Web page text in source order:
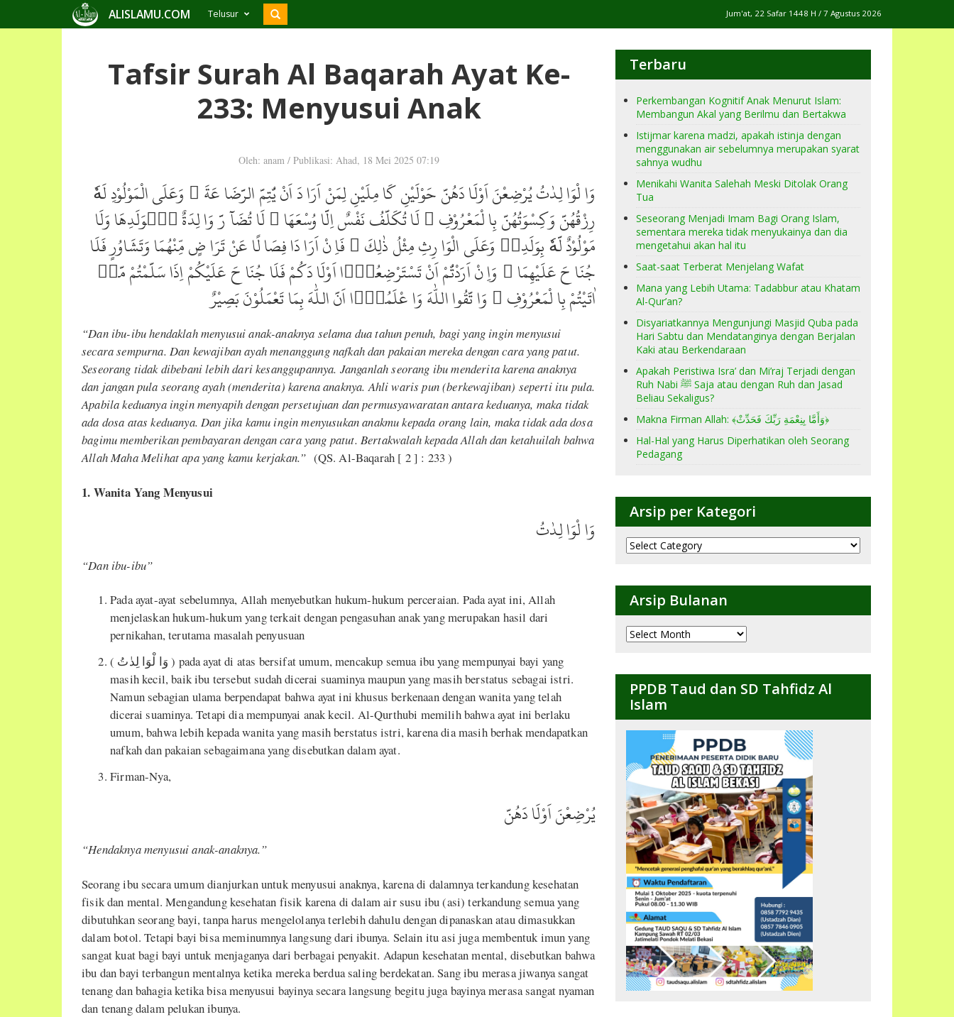
ALISLAMU.COM Telusur Jum'at, 22 Safar 1448 H / 7 Agustus 2026
Tafsir Surah Al Baqarah Ayat Ke-
233: Menyusui Anak
Oleh: anam / Publikasi: Ahad, 18 Mei 2025 07:19
وَا لْوَا لِدٰتُ يُرْضِعْنَ اَوْلَا دَهُنَّ حَوْلَيْنِ كَا مِلَيْنِ لِمَنْ اَرَا دَ اَنْ يُّتِمَّ الرَّضَا عَةَ ۗ وَعَلَى الْمَوْلُوْدِ لَهٗ
رِزْقُهُنَّ وَكِسْوَتُهُنَّ بِا لْمَعْرُوْفِ ۗ لَا تُكَلَّفُ نَفْسٌ اِلَّا وُسْعَهَا ۚ لَا تُضَآ رَّ وَا لِدَةٌ بِۢوَلَدِهَا وَلَا
مَوْلُوْدٌ لَّهٗ بِوَلَدِهٖ وَعَلَى الْوَا رِثِ مِثْلُ ذٰلِكَ ۚ فَاِ نْ اَرَا دَا فِصَا لًا عَنْ تَرَا ضٍ مِّنْهُمَا وَتَشَاوُرٍ فَلَا
جُنَا حَ عَلَيْهِمَا ۗ وَاِ نْ اَرَدْتُّمْ اَنْ تَسْتَرْضِعُوْۤا اَوْلَا دَكُمْ فَلَا جُنَا حَ عَلَيْكُمْ اِذَا سَلَّمْتُمْ مَّاۤ
اٰتَيْتُمْ بِا لْمَعْرُوْفِ ۗ وَا تَّقُوا اللّٰهَ وَا عْلَمُوْۤا اَنَّ اللّٰهَ بِمَا تَعْمَلُوْنَ بَصِيْرٌ
“Dan ibu-ibu hendaklah menyusui anak-anaknya selama dua tahun penuh, bagi yang ingin menyusui
secara sempurna. Dan kewajiban ayah menanggung nafkah dan pakaian mereka dengan cara yang patut.
Seseorang tidak dibebani lebih dari kesanggupannya. Janganlah seorang ibu menderita karena anaknya
dan jangan pula seorang ayah (menderita) karena anaknya. Ahli waris pun (berkewajiban) seperti itu pula.
Apabila keduanya ingin menyapih dengan persetujuan dan permusyawaratan antara keduanya, maka tidak
ada dosa atas keduanya. Dan jika kamu ingin menyusukan anakmu kepada orang lain, maka tidak ada dosa
bagimu memberikan pembayaran dengan cara yang patut. Bertakwalah kepada Allah dan ketahuilah bahwa
Allah Maha Melihat apa yang kamu kerjakan.” (QS. Al-Baqarah [ 2 ] : 233 )
1. Wanita Yang Menyusui
وَا لْوَا لِدٰتُ
“Dan ibu-ibu”
Pada ayat-ayat sebelumnya, Allah menyebutkan hukum-hukum perceraian. Pada ayat ini, Allah
menjelaskan hukum-hukum yang terkait dengan pengasuhan anak yang merupakan hasil dari
pernikahan, terutama masalah penyusuan
( وَا لْوَا لِدٰتُ ) pada ayat di atas bersifat umum, mencakup semua ibu yang mempunyai bayi yang
masih kecil, baik ibu tersebut sudah dicerai suaminya maupun yang masih berstatus sebagai istri.
Namun sebagian ulama berpendapat bahwa ayat ini khusus berkenaan dengan wanita yang telah
dicerai suaminya. Tetapi dia mempunyai anak kecil. Al-Qurthubi memilih bahwa ayat ini berlaku
umum, bahwa lebih kepada wanita yang masih berstatus istri, karena dia masih berhak mendapatkan
nafkah dan pakaian sebagaimana yang disebutkan dalam ayat.
Firman-Nya,
يُرْضِعْنَ اَوْلَا دَهُنَّ
“Hendaknya menyusui anak-anaknya.”
Seorang ibu secara umum dianjurkan untuk menyusui anaknya, karena di dalamnya terkandung kesehatan
fisik dan mental. Mengandung kesehatan fisik karena di dalam air susu ibu (asi) terkandung semua yang
dibutuhkan seorang bayi, tanpa harus mengelolanya terlebih dahulu dengan dipanaskan atau dimasukkan
dalam botol. Tetapi bayi bisa meminumnya langsung dari ibunya. Selain itu asi juga membentuk imun yang
sangat kuat bagi bayi untuk menjaganya dari berbagai penyakit. Adapun kesehatan mental, disebutkan bahwa
ibu dan bayi terbangun mentalnya ketika mereka berdua saling berdekatan. Sang ibu merasa jiwanya sangat
tenang dan bahagia ketika bisa menyusui bayinya secara langsung begitu juga bayinya merasa sangat nyaman
dan tenang dalam pelukan ibunya.
Terbaru
Perkembangan Kognitif Anak Menurut Islam:
Membangun Akal yang Berilmu dan Bertakwa
Istijmar karena madzi, apakah istinja dengan
menggunakan air sebelumnya merupakan syarat
sahnya wudhu
Menikahi Wanita Salehah Meski Ditolak Orang
Tua
Seseorang Menjadi Imam Bagi Orang Islam,
sementara mereka tidak menyukainya dan dia
mengetahui akan hal itu
Saat-saat Terberat Menjelang Wafat
Mana yang Lebih Utama: Tadabbur atau Khatam
Al-Qur’an?
Disyariatkannya Mengunjungi Masjid Quba pada
Hari Sabtu dan Mendatanginya dengan Berjalan
Kaki atau Berkendaraan
Apakah Peristiwa Isra’ dan Mi’raj Terjadi dengan
Ruh Nabi ﷺ Saja atau dengan Ruh dan Jasad
Beliau Sekaligus?
Makna Firman Allah: ﴾وَأَمَّا بِنِعْمَةِ رَبِّكَ فَحَدِّثْ﴿
Hal-Hal yang Harus Diperhatikan oleh Seorang
Pedagang
Arsip per Kategori
Arsip
per
Arsip Bulanan
Arsip
Bulanan
PPDB Taud dan SD Tahfidz Al
Islam